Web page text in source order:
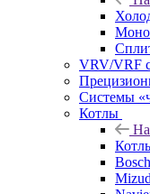
VRV/VRF
Системы
Котлы
Bosch